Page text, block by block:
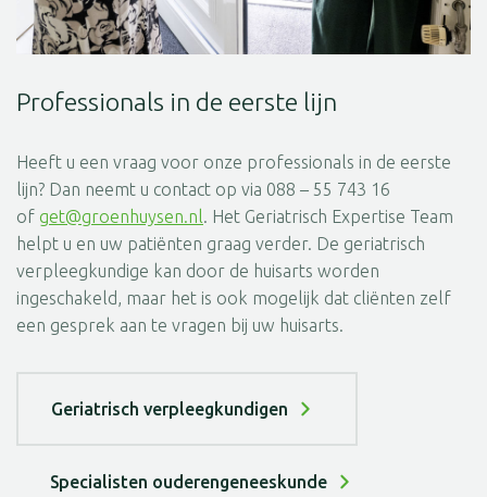
Professionals in de eerste lijn
Heeft u een vraag voor onze professionals in de eerste
lijn? Dan neemt u contact op via 088 – 55 743 16
of get@groenhuysen.nl. Het Geriatrisch Expertise Team
helpt u en uw patiënten graag verder. De geriatrisch
verpleegkundige kan door de huisarts worden
ingeschakeld, maar het is ook mogelijk dat cliënten zelf
een gesprek aan te vragen bij uw huisarts.
Geriatrisch verpleegkundigen
Specialisten ouderengeneeskunde